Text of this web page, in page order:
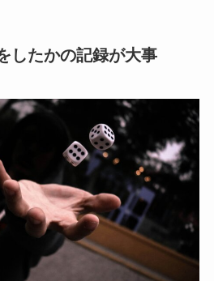
したかの記録が大事